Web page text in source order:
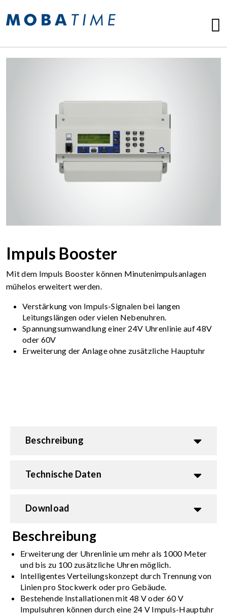
Impuls Booster
Mit dem Impuls Booster können Minutenimpulsanlagen
mühelos erweitert werden.
Verstärkung von Impuls-Signalen bei langen
Leitungslängen oder vielen Nebenuhren.
Spannungsumwandlung einer 24V Uhrenlinie auf 48V
oder 60V
Erweiterung der Anlage ohne zusätzliche Hauptuhr
Beschreibung
Technische Daten
Download
Beschreibung
Erweiterung der Uhrenlinie um mehr als 1000 Meter
und bis zu 100 zusätzliche Uhren möglich.
Intelligentes Verteilungskonzept durch Trennung von
Linien pro Stockwerk oder pro Gebäude.
Bestehende Installationen mit 48 V oder 60 V
Impulsuhren können durch eine 24 V Impuls-Hauptuhr